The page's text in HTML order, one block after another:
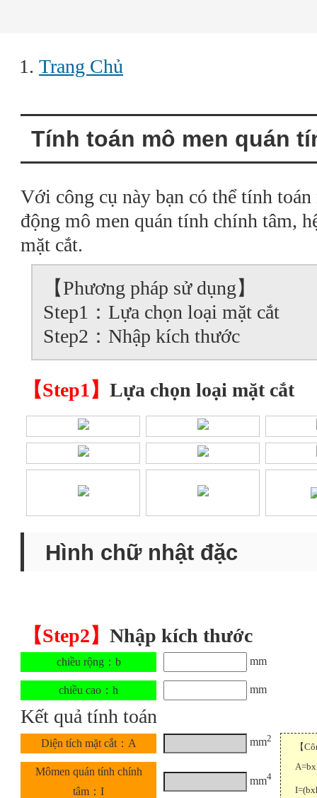
Trang Chủ
Tính toán mô men quán
Với công cụ này bạn có thể tính
động mô men quán tính chính tâm,
mặt cắt.
【Phương pháp sử dụng】
Step1：Lựa chọn loại mặt cắt
Step2：Nhập kích thước
【Step1】Lựa chọn loại mặt cắt
Hình chữ nhật đặc
【Step2】Nhập kích thước
chiều rộng：b mm
chiều cao：h mm
Kết quả tính toán
Diện tích mặt cắt：A mm2
Mômen quán tính chính
tâm：I
mm4
【